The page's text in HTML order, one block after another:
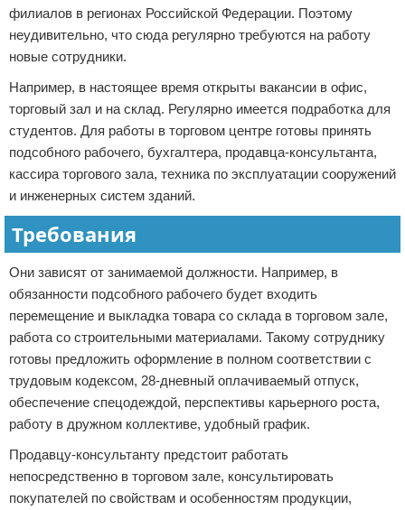
филиалов в регионах Российской Федерации. Поэтому
неудивительно, что сюда регулярно требуются на работу
новые сотрудники.
Например, в настоящее время открыты вакансии в офис,
торговый зал и на склад. Регулярно имеется подработка для
студентов. Для работы в торговом центре готовы принять
подсобного рабочего, бухгалтера, продавца-консультанта,
кассира торгового зала, техника по эксплуатации сооружений
и инженерных систем зданий.
Требования
Они зависят от занимаемой должности. Например, в
обязанности подсобного рабочего будет входить
перемещение и выкладка товара со склада в торговом зале,
работа со строительными материалами. Такому сотруднику
готовы предложить оформление в полном соответствии с
трудовым кодексом, 28-дневный оплачиваемый отпуск,
обеспечение спецодеждой, перспективы карьерного роста,
работу в дружном коллективе, удобный график.
Продавцу-консультанту предстоит работать
непосредственно в торговом зале, консультировать
покупателей по свойствам и особенностям продукции,